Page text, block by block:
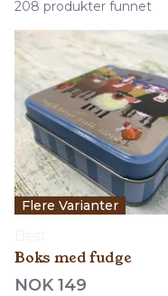
208 produkter funnet
Flere Varianter
Boks med fudge
NOK 149